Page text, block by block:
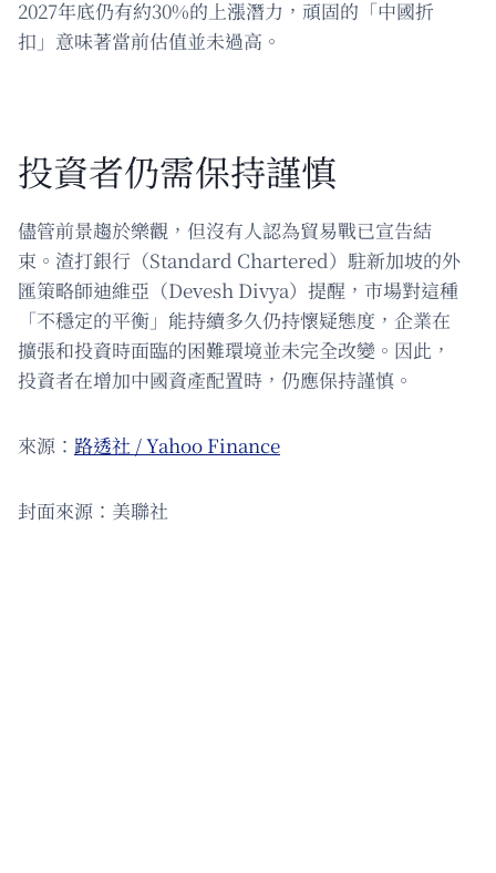
2027年底仍有約30%的上漲潛力，頑固的「中國折
扣」意味著當前估值並未過高。
投資者仍需保持謹慎
儘管前景趨於樂觀，但沒有人認為貿易戰已宣告結
束。渣打銀行（Standard Chartered）駐新加坡的外
匯策略師迪維亞（Devesh Divya）提醒，市場對這種
「不穩定的平衡」能持續多久仍持懷疑態度，企業在
擴張和投資時面臨的困難環境並未完全改變。因此，
投資者在增加中國資產配置時，仍應保持謹慎。
來源： 路透社 / Yahoo Finance
封面來源：美聯社